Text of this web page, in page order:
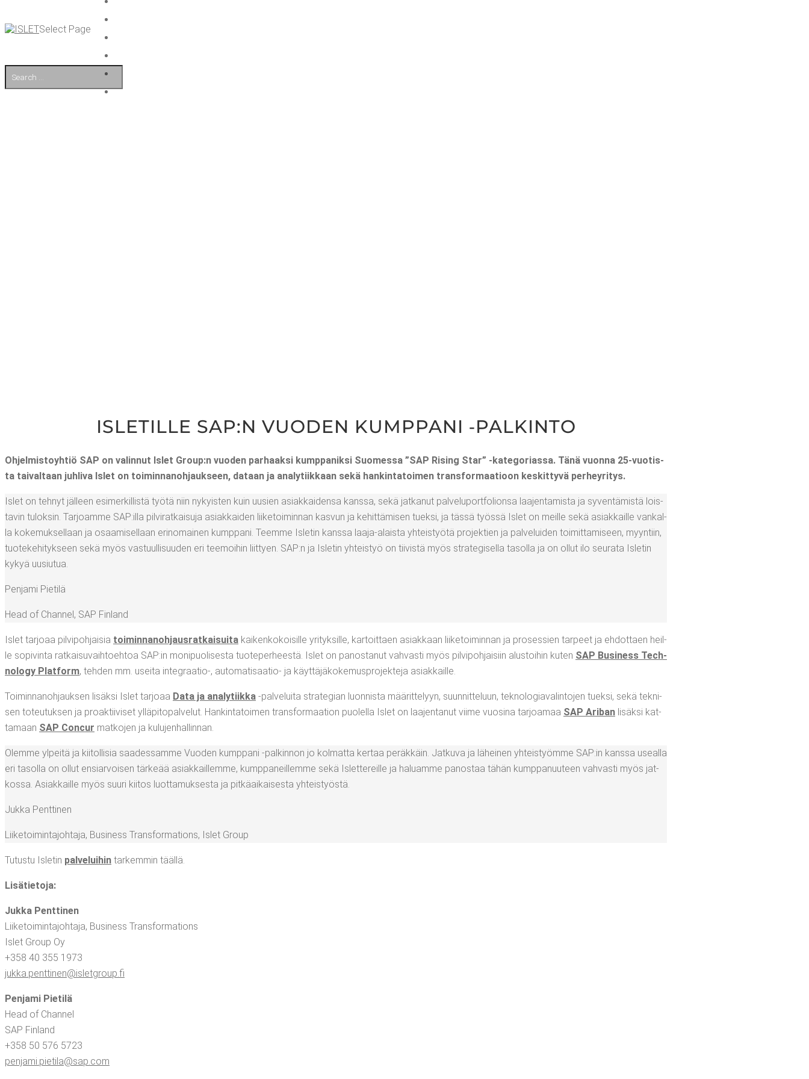
Select Page
ISLE­TIL­LE SAP:N VUO­DEN KUMP­PA­NI ‑PAL­KIN­TO
Ohjel­mis­to­yh­tiö SAP on valin­nut Islet Group:n vuo­den par­haak­si kump­pa­nik­si Suo­mes­sa ”SAP Rising Star” ‑kate­go­rias­sa. Tänä vuon­na 25-vuo­tis­
ta tai­val­taan juh­li­va Islet on toi­min­na­noh­jauk­seen, dataan ja ana­ly­tiik­kaan sekä han­kin­ta­toi­men trans­for­maa­tioon kes­kit­ty­vä perheyritys.
Islet on teh­nyt jäl­leen esi­mer­kil­lis­tä työ­tä niin nykyis­ten kuin uusien asiak­kai­den­sa kans­sa, sekä jat­ka­nut pal­ve­lu­port­fo­lion­sa laa­jen­ta­mis­ta ja syven­tä­mis­tä lois­
ta­vin tulok­sin. Tar­joam­me SAP:illa pil­vi­rat­kai­su­ja asiak­kai­den lii­ke­toi­min­nan kas­vun ja kehit­tä­mi­sen tuek­si, ja täs­sä työs­sä Islet on meil­le sekä asiak­kail­le van­kal­
la koke­muk­sel­laan ja osaa­mi­sel­laan erin­omai­nen kump­pa­ni. Teem­me Isle­tin kans­sa laa­ja-alais­ta yhteis­työ­tä pro­jek­tien ja pal­ve­lui­den toi­mit­ta­mi­seen, myyn­tiin,
tuo­te­ke­hi­tyk­seen sekä myös vas­tuul­li­suu­den eri tee­moi­hin liit­tyen. SAP:n ja Isle­tin yhteis­työ on tii­vis­tä myös stra­te­gi­sel­la tasol­la ja on ollut ilo seu­ra­ta Isle­tin
kykyä uusiutua.
Pen­ja­mi Pietilä
Head of Chan­nel, SAP Fin­land
Islet tar­jo­aa pil­vi­poh­jai­sia toi­min­na­noh­jaus­rat­kai­sui­ta kai­ken­ko­koi­sil­le yri­tyk­sil­le, kar­toit­taen asiak­kaan lii­ke­toi­min­nan ja pro­ses­sien tar­peet ja ehdot­taen heil­
le sopi­vin­ta rat­kai­su­vaih­toeh­toa SAP:in moni­puo­li­ses­ta tuo­te­per­hees­tä. Islet on panos­ta­nut vah­vas­ti myös pil­vi­poh­jai­siin alus­toi­hin kuten SAP Busi­ness Tech­
no­lo­gy Plat­form, teh­den mm. usei­ta integraatio‑, auto­ma­ti­saa­tio- ja käyt­tä­jä­ko­ke­mus­pro­jek­te­ja asiakkaille.
Toi­min­na­noh­jauk­sen lisäk­si Islet tar­jo­aa Data ja ana­ly­tiik­ka ‑pal­ve­lui­ta stra­te­gian luon­nis­ta mää­rit­te­lyyn, suun­nit­te­luun, tek­no­lo­gia­va­lin­to­jen tuek­si, sekä tek­ni­
sen toteu­tuk­sen ja proak­tii­vi­set yllä­pi­to­pal­ve­lut. Han­kin­ta­toi­men trans­for­maa­tion puo­lel­la Islet on laa­jen­ta­nut vii­me vuo­si­na tar­joa­maa SAP Ari­ban lisäk­si kat­
ta­maan SAP Concur mat­ko­jen ja kulujenhallinnan.
Olem­me ylpei­tä ja kii­tol­li­sia saa­des­sam­me Vuo­den kump­pa­ni ‑pal­kin­non jo kol­mat­ta ker­taa peräk­käin. Jat­ku­va ja lähei­nen yhteis­työm­me SAP:in kans­sa useal­la
eri tasol­la on ollut ensiar­voi­sen tär­ke­ää asiak­kail­lem­me, kump­pa­neil­lem­me sekä Islet­te­reil­le ja haluam­me panos­taa tähän kump­pa­nuu­teen vah­vas­ti myös jat­
kos­sa. Asiak­kail­le myös suu­ri kii­tos luot­ta­muk­ses­ta ja pit­kä­ai­kai­ses­ta yhteistyöstä.
Juk­ka Penttinen
Lii­ke­toi­min­ta­joh­ta­ja, Busi­ness Trans­for­ma­tions, Islet Group
Tutus­tu Isle­tin pal­ve­lui­hin tar­kem­min täällä.
Lisä­tie­to­ja:
Juk­ka Pent­ti­nen
Lii­ke­toi­min­ta­joh­ta­ja, Busi­ness Trans­for­ma­tions
Islet Group Oy
+358 40 355 1973
jukka.​penttinen@​isletgroup.​fi
Pen­ja­mi Pie­ti­lä
Head of Chan­nel
SAP Fin­land
+358 50 576 5723
penjami.​pietila@​sap.​com